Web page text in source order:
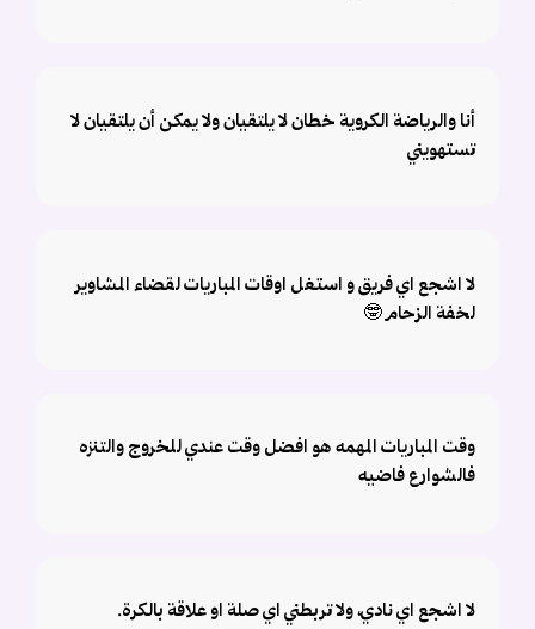
أنا والرياضة الكروية خطان لا يلتقيان ولا يمكن أن يلتقيان لا
تستهويني
لا اشجع اي فريق و استغل اوقات المباريات لقضاء المشاوير
لخفة الزحام 🤓
وقت المباريات المهمه هو افضل وقت عندي للخروج والتنزه
فالشوارع فاضيه
لا اشجع اي نادي، ولا تربطني اي صلة او علاقة بالكرة.